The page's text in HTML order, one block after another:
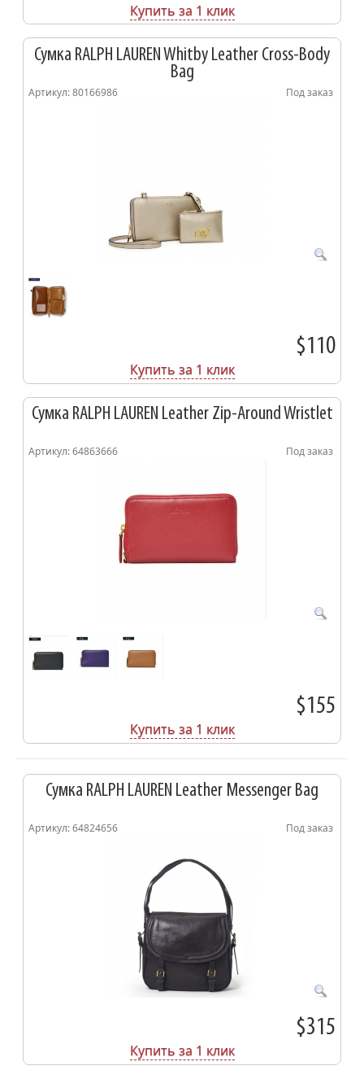
Купить за 1 клик
Сумка RALPH LAUREN Whitby Leather Cross-Body
Bag
Артикул: 80166986 Под заказ
$110
Купить за 1 клик
Сумка RALPH LAUREN Leather Zip-Around Wristlet
Артикул: 64863666 Под заказ
$155
Купить за 1 клик
Сумка RALPH LAUREN Leather Messenger Bag
Артикул: 64824656 Под заказ
$315
Купить за 1 клик